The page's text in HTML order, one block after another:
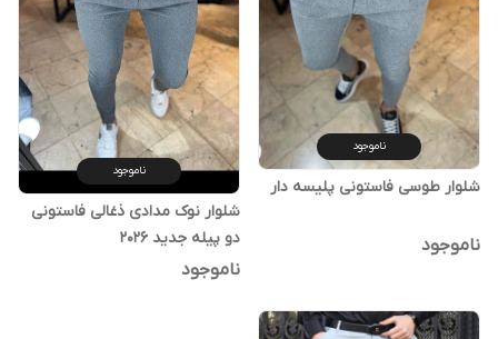
ناموجود
شلوار طوسی فاستونی پلیسه دار
ناموجود
ناموجود
شلوار نوک مدادی ذغالی فاستونی
دو پیله جدید 2026
ناموجود